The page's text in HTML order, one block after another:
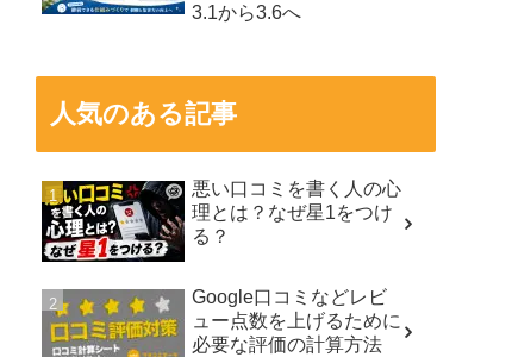
3.1から3.6へ
人気のある記事
悪い口コミを書く人の心
理とは？なぜ星1をつけ
る？
Google口コミなどレビ
ュー点数を上げるために
必要な評価の計算方法